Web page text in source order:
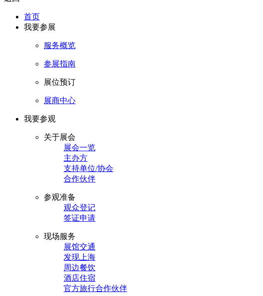
首页
我要参展
服务概览
参展指南
展位预订
展商中心
我要参观
关于展会
展会一览
主办方
支持单位/协会
合作伙伴
参观准备
观众登记
签证申请
现场服务
展馆交通
发现上海
周边餐饮
酒店住宿
官方旅行合作伙伴